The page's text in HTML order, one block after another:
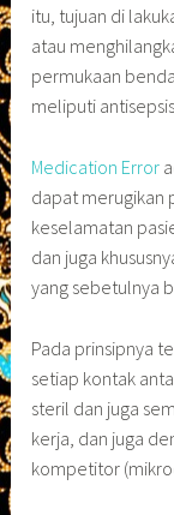
itu, tujuan di
atau
permukaan
meliputi
Medication Error
dapat merugikan
keselamatan
dan juga
yang sebetulnya
Pada prinsipnya
setiap kontak
steril dan juga
kerja, dan juga
kompetitor